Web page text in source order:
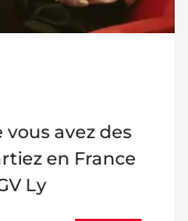
vous avez des
en France
Ly